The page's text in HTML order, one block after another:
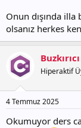
Onun dışında
olsanız herkes
Buzkırıcı
Hiperaktif
4 Temmuz 2025
Okumuyor ders